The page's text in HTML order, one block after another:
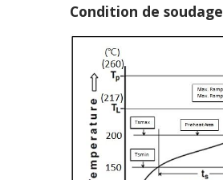
Condition de soudage